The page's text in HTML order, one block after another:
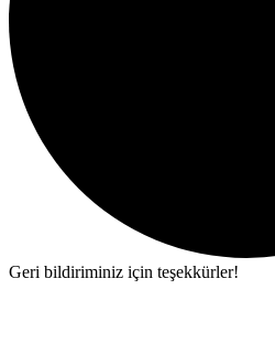
Geri bildiriminiz için teşekkürler!